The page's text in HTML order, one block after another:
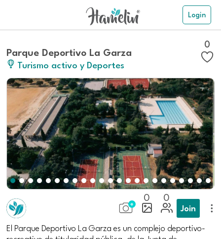
Login
Parque Deportivo La Garza
Turismo activo y Deportes
0
0 0
Join
El Parque Deportivo La Garza es un complejo deportivo-